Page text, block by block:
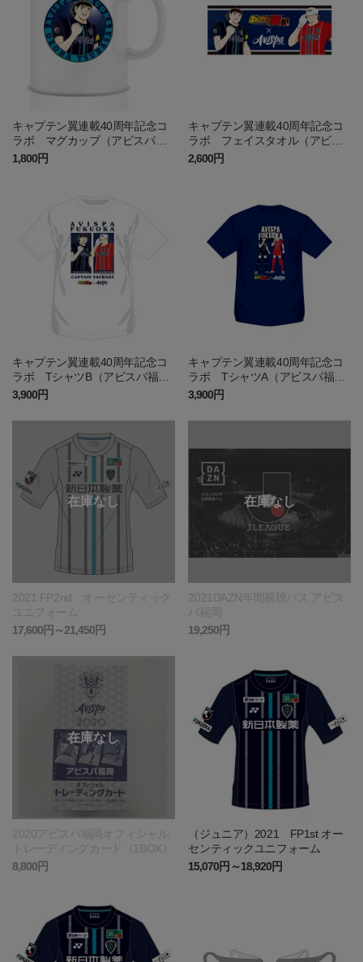
キャプテン翼連載40周年記念コ
ラボ マグカップ（アビスパ福
岡）
1,800円
キャプテン翼連載40周年記念コ
ラボ フェイスタオル（アビス
パ福岡）
2,600円
キャプテン翼連載40周年記念コ
ラボ TシャツB（アビスパ福
岡）
3,900円
キャプテン翼連載40周年記念コ
ラボ TシャツA（アビスパ福
岡）
3,900円
2021 FP2nd オーセンティック
ユニフォーム
17,600円～21,450円
2021DAZN年間視聴パス アビス
パ福岡
19,250円
2020アビスパ福岡オフィシャル
トレーディングカード（1BOX）
8,800円
（ジュニア）2021 FP1st オー
センティックユニフォーム
15,070円～18,920円